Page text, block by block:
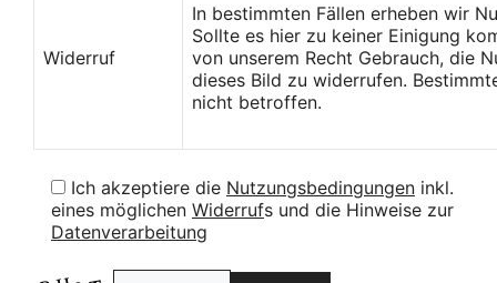
Widerruf
In bestimmten Fällen erheben wir
Sollte es hier zu keiner Einigung
von unserem Recht Gebrauch, die
dieses Bild zu widerrufen.
nicht betroffen.
Ich akzeptiere die Nutzungsbedingungen inkl.
eines möglichen Widerrufs und die Hinweise zur
Datenverarbeitung